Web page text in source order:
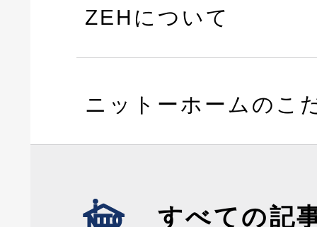
ZEHについて
ニットーホームのこ
すべての記